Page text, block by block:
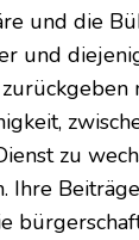
und die
und
zu
Ihre